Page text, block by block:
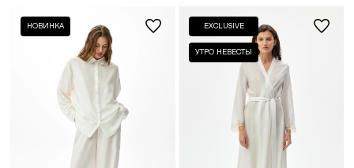
НОВИНКА EXCLUSIVE
УТРО НЕВЕСТЫ